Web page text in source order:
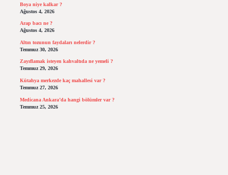
Boya niye kalkar ?
Ağustos 4, 2026
Arap bacı ne ?
Ağustos 4, 2026
Altın tozunun faydaları nelerdir ?
Temmuz 30, 2026
Zayıflamak isteyen kahvaltıda ne yemeli ?
Temmuz 29, 2026
Kütahya merkezde kaç mahallesi var ?
Temmuz 27, 2026
Medicana Ankara’da hangi bölümler var ?
Temmuz 25, 2026